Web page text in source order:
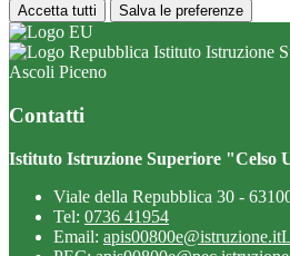
Accetta tutti Salva le preferenze
Istituto Istruzione
Ascoli Piceno
Contatti
Istituto Istruzione Superiore "Celso
Viale della Repubblica 30 -
Tel: 0736 41954
Email: apis00800e@istruzione.it